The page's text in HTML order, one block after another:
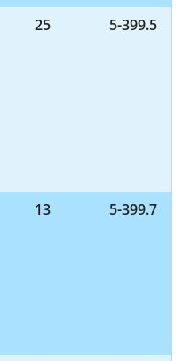
25 5-399.5
13 5-399.7